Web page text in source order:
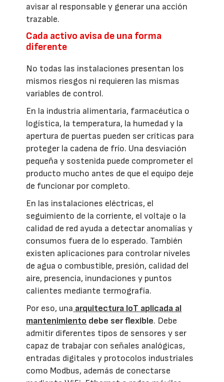
avisar al responsable y generar una acción
trazable.
Cada activo avisa de una forma
diferente
No todas las instalaciones presentan los
mismos riesgos ni requieren las mismas
variables de control.
En la industria alimentaria, farmacéutica o
logística, la temperatura, la humedad y la
apertura de puertas pueden ser críticas para
proteger la cadena de frío. Una desviación
pequeña y sostenida puede comprometer el
producto mucho antes de que el equipo deje
de funcionar por completo.
En las instalaciones eléctricas, el
seguimiento de la corriente, el voltaje o la
calidad de red ayuda a detectar anomalías y
consumos fuera de lo esperado. También
existen aplicaciones para controlar niveles
de agua o combustible, presión, calidad del
aire, presencia, inundaciones y puntos
calientes mediante termografía.
Por eso, una arquitectura IoT aplicada al
mantenimiento debe ser flexible. Debe
admitir diferentes tipos de sensores y ser
capaz de trabajar con señales analógicas,
entradas digitales y protocolos industriales
como Modbus, además de conectarse